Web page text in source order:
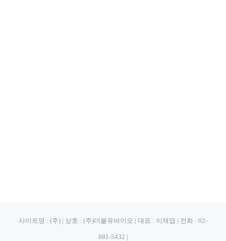
사이트명 : (주) | 상호 : (주)더블유바이오 | 대표 : 이재엽 | 전화 : 02-
881-5432 |